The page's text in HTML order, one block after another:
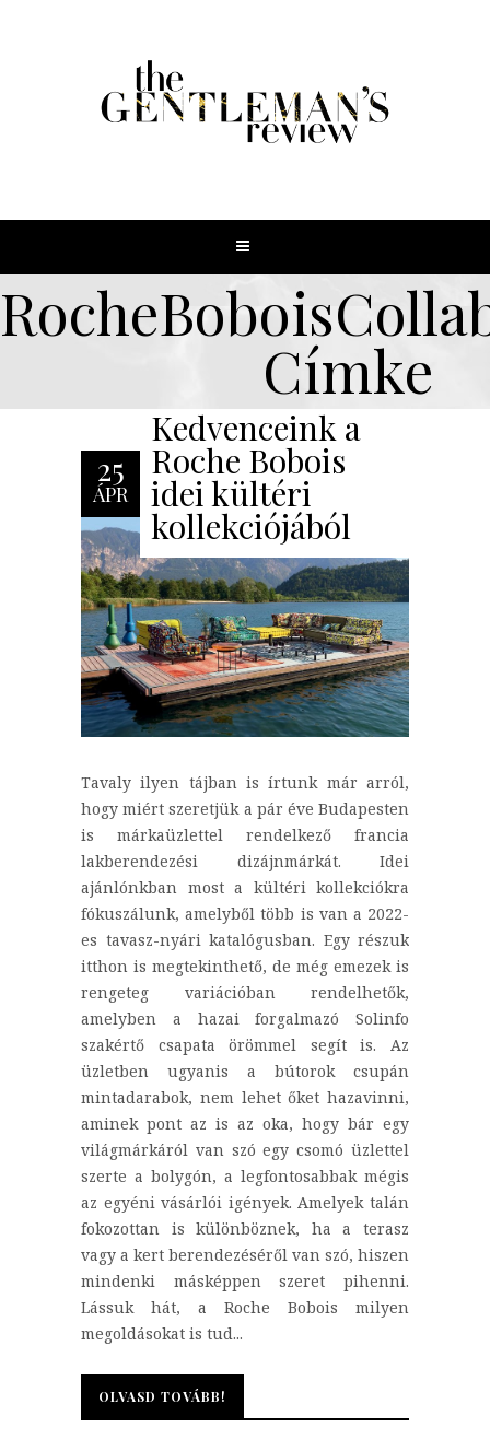
Címke
25
ÁPR
Kedvenceink a
Roche Bobois
idei kültéri
kollekciójából
Tavaly ilyen tájban is írtunk már arról,
hogy miért szeretjük a pár éve Budapesten
is márkaüzlettel rendelkező francia
lakberendezési dizájnmárkát. Idei
ajánlónkban most a kültéri kollekciókra
fókuszálunk, amelyből több is van a 2022-
es tavasz-nyári katalógusban. Egy részuk
itthon is megtekinthető, de még emezek is
rengeteg variációban rendelhetők,
amelyben a hazai forgalmazó Solinfo
szakértő csapata örömmel segít is. Az
üzletben ugyanis a bútorok csupán
mintadarabok, nem lehet őket hazavinni,
aminek pont az is az oka, hogy bár egy
világmárkáról van szó egy csomó üzlettel
szerte a bolygón, a legfontosabbak mégis
az egyéni vásárlói igények. Amelyek talán
fokozottan is különböznek, ha a terasz
vagy a kert berendezéséről van szó, hiszen
mindenki másképpen szeret pihenni.
Lássuk hát, a Roche Bobois milyen
megoldásokat is tud...
OLVASD TOVÁBB!
OLVASD TOVÁBB!